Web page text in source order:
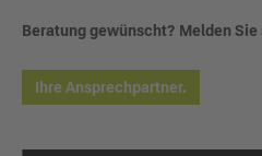
Beratung gewünscht? Melden Sie
Ihre Ansprechpartner.